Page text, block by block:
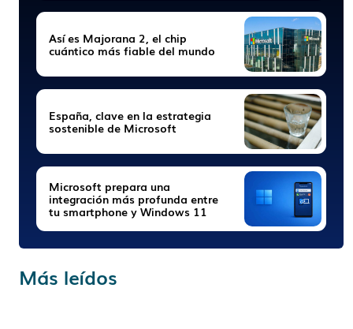
Así es Majorana 2, el chip
cuántico más fiable del mundo
España, clave en la estrategia
sostenible de Microsoft
Microsoft prepara una
integración más profunda entre
tu smartphone y Windows 11
Más leídos